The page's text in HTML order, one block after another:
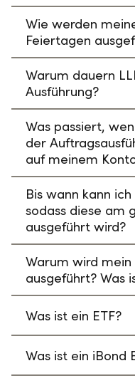
Wie werden
Feiertagen
Warum dauern
Ausführung?
Was passiert,
der
auf meinem
Bis wann kann
sodass diese am
ausgeführt wird?
Warum wird
ausgeführt? Was
Was ist ein ETF?
Was ist ein iBond